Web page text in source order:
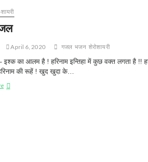
April 6, 2020 गजल भजन शेरोशायरी
– इश्क का आलम है ! हरिनाम इन्तिहा में कुछ वक्त लगता है !!
की रूहें ! खुद खुदा के…
शेर-